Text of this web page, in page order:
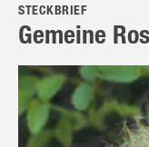
Ratgeber
Themenwelten
Service
STECKBRIEF
Gemeine